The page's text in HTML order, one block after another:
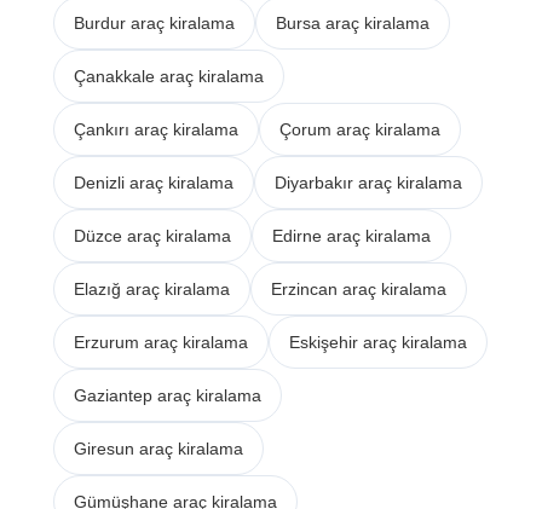
Burdur araç kiralama Bursa araç kiralama
Çanakkale araç kiralama
Çankırı araç kiralama Çorum araç kiralama
Denizli araç kiralama Diyarbakır araç kiralama
Düzce araç kiralama Edirne araç kiralama
Elazığ araç kiralama Erzincan araç kiralama
Erzurum araç kiralama Eskişehir araç kiralama
Gaziantep araç kiralama
Giresun araç kiralama
Gümüşhane araç kiralama